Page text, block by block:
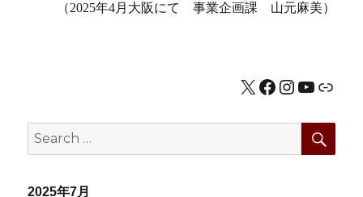
（2025年4月大阪にて 事業企画課 山元麻美）
X Facebook
Instagram
公式HP
Search
for:
2025年7月